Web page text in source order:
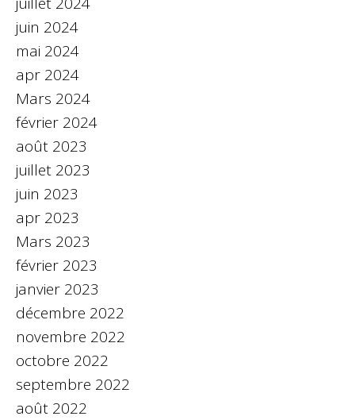
juin 2024
mai 2024
apr 2024
Mars 2024
février 2024
août 2023
juillet 2023
juin 2023
apr 2023
Mars 2023
février 2023
janvier 2023
décembre 2022
novembre 2022
octobre 2022
septembre 2022
août 2022